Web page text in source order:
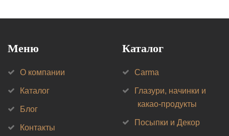
Меню
О компании
Каталог
Блог
Контакты
Каталог
Carma
Глазури, начинки и
какао-продукты
Посыпки и Декор